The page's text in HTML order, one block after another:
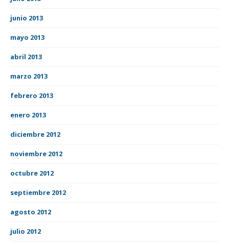
junio 2013
mayo 2013
abril 2013
marzo 2013
febrero 2013
enero 2013
diciembre 2012
noviembre 2012
octubre 2012
septiembre 2012
agosto 2012
julio 2012